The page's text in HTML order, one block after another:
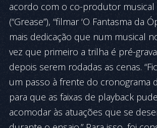
acordo com o co-produtor musical
(“Grease”), “filmar ‘O Fantasma da
mais dedicação que num musical
vez que primeiro a trilha é pré-
depois serem rodadas as cenas.
um passo à frente do cronograma
para que as faixas de playback
acomodar às atuações que se